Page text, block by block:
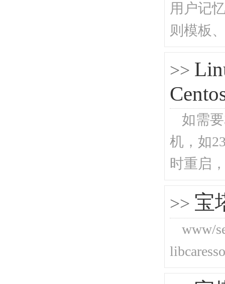
用户记
则模板
>>
如需
机，如
时重启
>> 宝
www/